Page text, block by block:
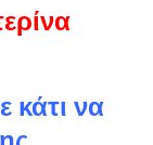
κάτι να